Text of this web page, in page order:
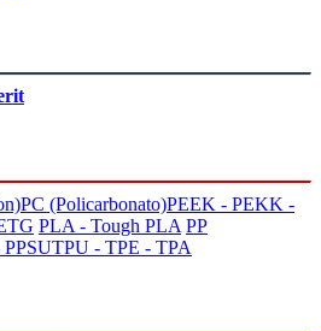
PC (Policarbonato)PEEK - PEKK -
PLA - Tough PLA PP
PPSUTPU - TPE - TPA